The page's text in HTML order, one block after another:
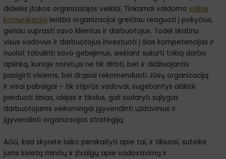
didelės įtakos organizacijos veiklai. Tinkamai valdomavidinė
komunikacija leidžia organizacijai greičiau reaguoti į pokyčius,
geriau suprasti savo klientus ir darbuotojus. Todėl skatinu
visus vadovus ir darbuotojus investuoti į šias kompetencijas ir
nuolat tobulinti savo gebėjimus, siekiant sukurti tokią darbo
aplinką, kurioje norėtųsi ne tik dirbti, bet ir didžiuojantis
pasigirti visiems, bei drąsiai rekomenduoti Jūsų organizaciją.
Ir visai pabaigai – tik stiprūs vadovai, sugebantys aiškiai
perduoti žinias, idėjas ir tikslus, gali sudaryti sąlygas
darbuotojams veiksmingai įgyvendinti uždavinius ir
įgyvendinti organizacijos strategiją.
Ačiū, kad skyrėte laiko perskaityti apie tai, ir tikiuosi, suteikė
jums keletą minčių ir įžvalgų apie vadovavimą ir